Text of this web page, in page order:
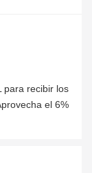
para recibir los
el 6%